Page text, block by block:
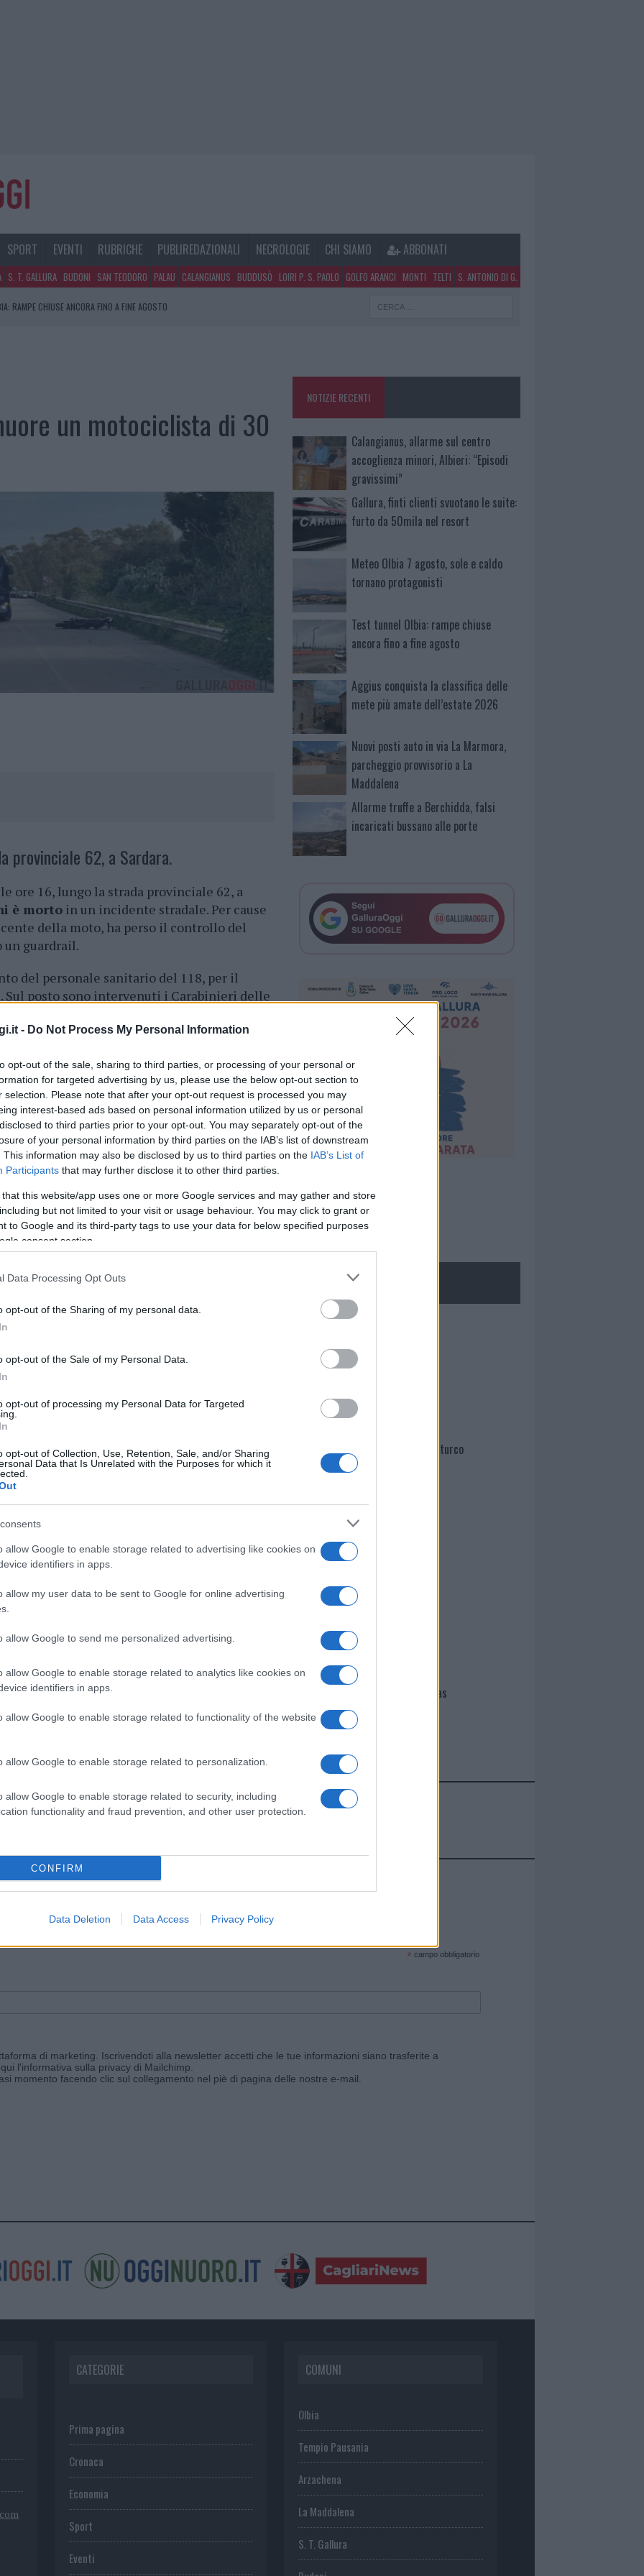
- Do Not Process My Personal Information
opt-out of the sale, sharing to third parties, or processing of your personal or
for targeted advertising by us, please use the below opt-out section to
selection. Please note that after your opt-out request is processed you may
interest-based ads based on personal information utilized by us or personal
to third parties prior to your opt-out. You may separately opt-out of the
of your personal information by third parties on the IAB’s list of downstream
This information may also be disclosed by us to third parties on the IAB’s List of
Participants that may further disclose it to other third parties.
that this website/app uses one or more Google services and may gather and store
but not limited to your visit or usage behaviour. You may click to grant or
to Google and its third-party tags to use your data for below specified purposes
consent section.
Data Processing Opt Outs
opt-out of the Sharing of my personal data.
opt-out of the Sale of my Personal Data.
opt-out of processing my Personal Data for Targeted
opt-out of Collection, Use, Retention, Sale, and/or Sharing
Data that Is Unrelated with the Purposes for which it
allow Google to enable storage related to advertising like cookies on
identifiers in apps.
allow my user data to be sent to Google for online advertising
allow Google to send me personalized advertising.
allow Google to enable storage related to analytics like cookies on
identifiers in apps.
allow Google to enable storage related to functionality of the website
allow Google to enable storage related to personalization.
allow Google to enable storage related to security, including
functionality and fraud prevention, and other user protection.
CONFIRM
Data Deletion Data Access Privacy Policy
SPORT EVENTI RUBRICHE PUBLIREDAZIONALI NECROLOGIE CHI SIAMO ABBONATI
S. T. GALLURA BUDONI SAN TEODORO PALAU CALANGIANUS BUDDUSÒ LOIRI P. S. PAOLO GOLFO ARANCI MONTI TELTI S. ANTONIO DI G.
RAMPE CHIUSE ANCORA FINO A FINE AGOSTO
un motociclista di 30
provinciale 62, a Sardara.
ore 16, lungo la strada provinciale 62, a
è morto in un incidente stradale. Per cause
della moto, ha perso il controllo del
un guardrail.
del personale sanitario del 118, per il
Sul posto sono intervenuti i Carabinieri delle
che hanno effettuato i rilievi per
I documenti di guida e di
regolari. L’autorità giudiziaria, informata
il sequestro del mezzo e la restituzione
cliccandoqui
nella sezione
Notizie Sardegna
Sardara Incidente
Prossimo articolo
NOTIZIE RECENTI
Calangianus, allarme sul centro
accoglienza minori, Albieri: “Episodi
gravissimi”
Gallura, finti clienti svuotano le suite:
furto da 50mila nel resort
Meteo Olbia 7 agosto, sole e caldo
tornano protagonisti
Test tunnel Olbia: rampe chiuse
ancora fino a fine agosto
Aggius conquista la classifica delle
mete più amate dell’estate 2026
Nuovi posti auto in via La Marmora,
parcheggio provvisorio a La
Maddalena
Allarme truffe a Berchidda, falsi
incaricati bussano alle porte
NECROLOGIE
Martina Agostina Diturco
I nostri cari
I nostri cari
Giovannimaria Cabras
Invia un Comunicato Stampa|Pubblicità|Segnala
e ricevi le nostre email periodiche contenenti le ultime notizie pubblicate sul sito web!
* campo obbligatorio
di marketing. Iscrivendoti alla newsletter accetti che le tue informazioni siano trasferite a
l'informativa sulla privacy di Mailchimp
momento facendo clic sul collegamento nel piè di pagina delle nostre e-mail.
CATEGORIE
Prima pagina
Cronaca
Economia
Sport
Eventi
COMUNI
Olbia
Tempio Pausania
Arzachena
La Maddalena
S. T. Gallura